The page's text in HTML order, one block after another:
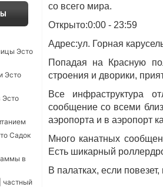
Эсто
Эсто
Эсто
Садок
в
частный
со всего мира.
Открыто:0:00 - 23:59
Адрес:ул. Горная
Попадая на Красную
строения и дворики,
Все инфраструктура
сообщение со всеми
аэропорта и в аэропорт
Много канатных
Есть шикарный
В палатках, если